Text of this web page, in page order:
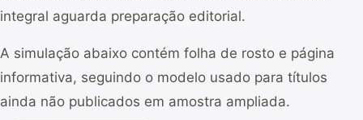
integral aguarda preparação editorial.
A simulação abaixo contém folha de rosto e página
informativa, seguindo o modelo usado para títulos
ainda não publicados em amostra ampliada.